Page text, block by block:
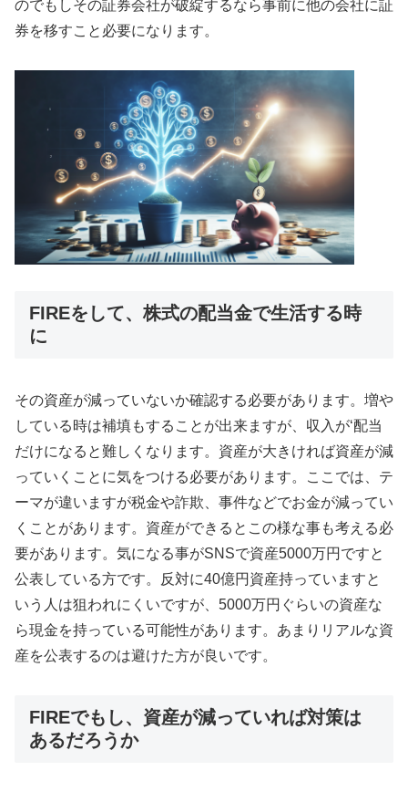
のでもしその証券会社が破綻するなら事前に他の会社に証
券を移すこと必要になります。
FIREをして、株式の配当金で生活する時
に
その資産が減っていないか確認する必要があります。増や
している時は補填もすることが出来ますが、収入が‘配当
だけになると難しくなります。資産が大きければ資産が減
っていくことに気をつける必要があります。ここでは、テ
ーマが違いますが税金や詐欺、事件などでお金が減ってい
くことがあります。資産ができるとこの様な事も考える必
要があります。気になる事がSNSで資産5000万円ですと
公表している方です。反対に40億円資産持っていますと
いう人は狙われにくいですが、5000万円ぐらいの資産な
ら現金を持っている可能性があります。あまりリアルな資
産を公表するのは避けた方が良いです。
FIREでもし、資産が減っていれば対策は
あるだろうか